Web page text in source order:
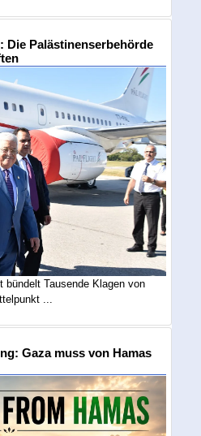
Die Palästinenserbehörde
bündelt Tausende Klagen von
...
Gaza muss von Hamas